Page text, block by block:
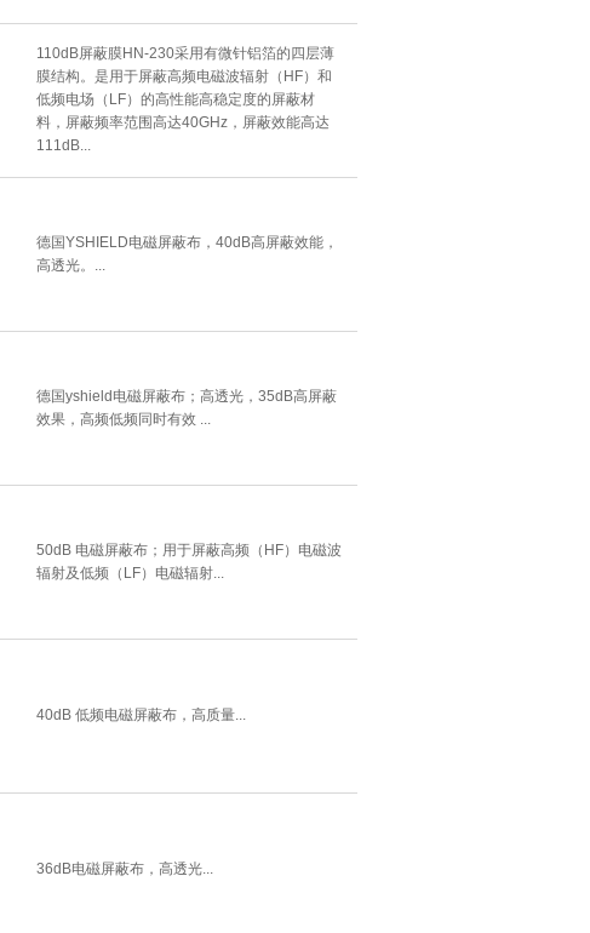
110dB屏蔽膜HN-230采用有微针铝箔的四层薄
膜结构。是用于屏蔽高频电磁波辐射（HF）和
低频电场（LF）的高性能高稳定度的屏蔽材
料，屏蔽频率范围高达40GHz，屏蔽效能高达
111dB...
德国YSHIELD电磁屏蔽布，40dB高屏蔽效能，
高透光。...
德国yshield电磁屏蔽布；高透光，35dB高屏蔽
效果，高频低频同时有效 ...
50dB 电磁屏蔽布；用于屏蔽高频（HF）电磁波
辐射及低频（LF）电磁辐射...
40dB 低频电磁屏蔽布，高质量...
36dB电磁屏蔽布，高透光...